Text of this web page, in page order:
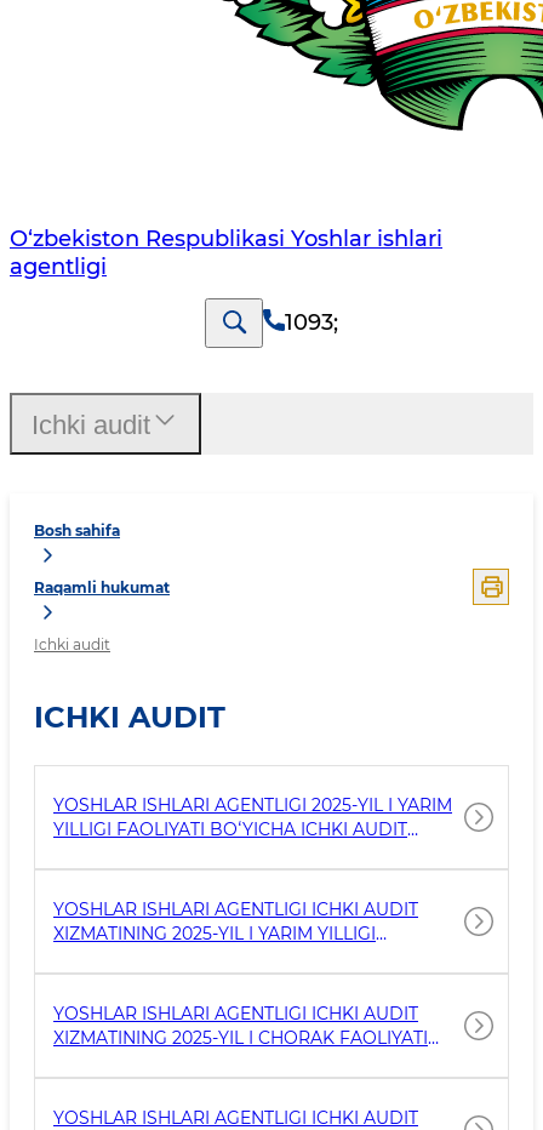
O‘zbеkistоn Rеspublikаsi Yoshlar ishlari
agentligi
1093;
Bosh sahifa
Raqamli hukumat
Ichki audit
ICHKI AUDIT
YOSHLAR ISHLARI AGENTLIGI 2025-YIL I YARIM
YILLIGI FAOLIYATI BOʻYICHA ICHKI AUDIT
YOSHLAR ISHLARI AGENTLIGI ICHKI AUDIT
XIZMATINING 2025-YIL I YARIM YILLIGI
YOSHLAR ISHLARI AGENTLIGI ICHKI AUDIT
XIZMATINING 2025-YIL I CHORAK FAOLIYATI
YOSHLAR ISHLARI AGENTLIGI ICHKI AUDIT
Ichki audit